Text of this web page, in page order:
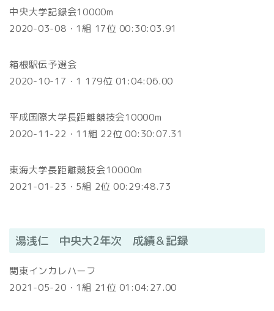
中央大学記録会10000m
2020-03-08・1組 17位 00:30:03.91
箱根駅伝予選会
2020-10-17・1 179位 01:04:06.00
平成国際大学長距離競技会10000m
2020-11-22・11組 22位 00:30:07.31
東海大学長距離競技会10000m
2021-01-23・5組 2位 00:29:48.73
湯浅仁 中央大2年次 成績＆記録
関東インカレハーフ
2021-05-20・1組 21位 01:04:27.00